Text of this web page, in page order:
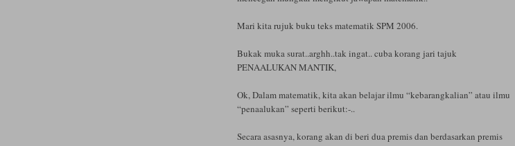
Mari kita rujuk buku teks matematik SPM 2006.
Bukak muka surat..arghh..tak ingat.. cuba korang jari tajuk
PENAALUKAN MANTIK,
Ok, Dalam matematik, kita akan belajar ilmu “kebarangkalian” atau ilmu
“penaalukan” seperti berikut:-..
Secara asasnya, korang akan di beri dua premis dan berdasarkan premis